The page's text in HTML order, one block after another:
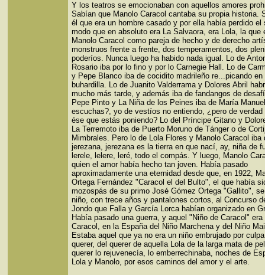
Y los teatros se emocionaban con aquellos amores
Sabían que Manolo Caracol cantaba su propia historia.
él que era un hombre casado y por ella había perdido el
modo que en absoluto era La Salvaora, era Lola, la que
Manolo Caracol como pareja de hecho y de derecho
monstruos frente a frente, dos temperamentos, dos
poderíos. Nunca luego ha habido nada igual. Lo de
Rosario iba por lo fino y por lo Carnegie Hall. Lo de
y Pepe Blanco iba de cocidito madrileño re...picando en
buhardilla. Lo de Juanito Valderrama y Dolores Abril
mucho más tarde, y además iba de fandangos de
Pepe Pinto y La Niña de los Peines iba de María
escuchas?, yo de vestíos no entiendo, ¿pero de verdad
ése que estás poniendo? Lo del Príncipe Gitano y
La Terremoto iba de Puerto Moruno de Tánger o de
Mimbrales. Pero lo de Lola Flores y Manolo Caracol iba
jerezana, jerezana es la tierra en que nací, ay, niña de
lerele, lelere, leré, todo el compás. Y luego, Manolo
quien el amor había hecho tan joven. Había pasado
aproximadamente una eternidad desde que, en 1922,
Ortega Fernández "Caracol el del Bulto", el que había
mozospás de su primo José Gómez Ortega "Gallito",
niño, con trece años y pantalones cortos, al Concurso
Jondo que Falla y García Lorca habían organizado en
Había pasado una guerra, y aquel "Niño de Caracol"
Caracol, en la España del Niño Marchena y del Niño
Estaba aquel que ya no era un niño embrujado por
querer, del querer de aquella Lola de la larga mata de
querer lo rejuvenecía, lo emberrechinaba, noches de
Lola y Manolo, por esos caminos del amor y el arte.